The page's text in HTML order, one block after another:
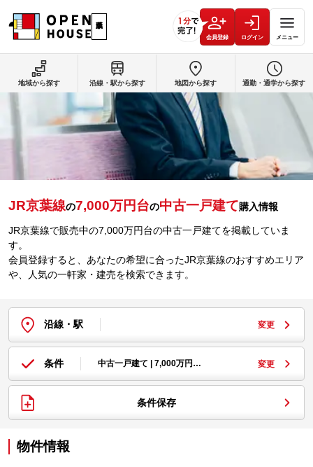
会員登録 ログイン メニュー
JR京葉線の7,000万円台の中古一戸建て購入情報
JR京葉線で販売中の7,000万円台の中古一戸建てを掲載していま
す。
会員登録すると、あなたの希望に合ったJR京葉線のおすすめエリア
や、人気の一軒家・建売を検索できます。
沿線・駅 変更
条件 中古一戸建て | 7,000万円… 変更
条件保存
物件情報
地域から探す 沿線・駅から探す 地図から探す 通勤・通学から探す